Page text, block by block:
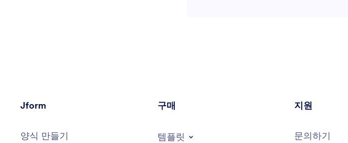
Jform
양식 만들기
구매
템플릿
지원
문의하기